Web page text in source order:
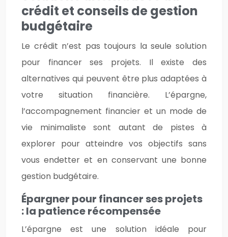
crédit et conseils de gestion
budgétaire
Le crédit n’est pas toujours la seule solution
pour financer ses projets. Il existe des
alternatives qui peuvent être plus adaptées à
votre situation financière. L’épargne,
l’accompagnement financier et un mode de
vie minimaliste sont autant de pistes à
explorer pour atteindre vos objectifs sans
vous endetter et en conservant une bonne
gestion budgétaire.
Épargner pour financer ses projets
: la patience récompensée
L’épargne est une solution idéale pour